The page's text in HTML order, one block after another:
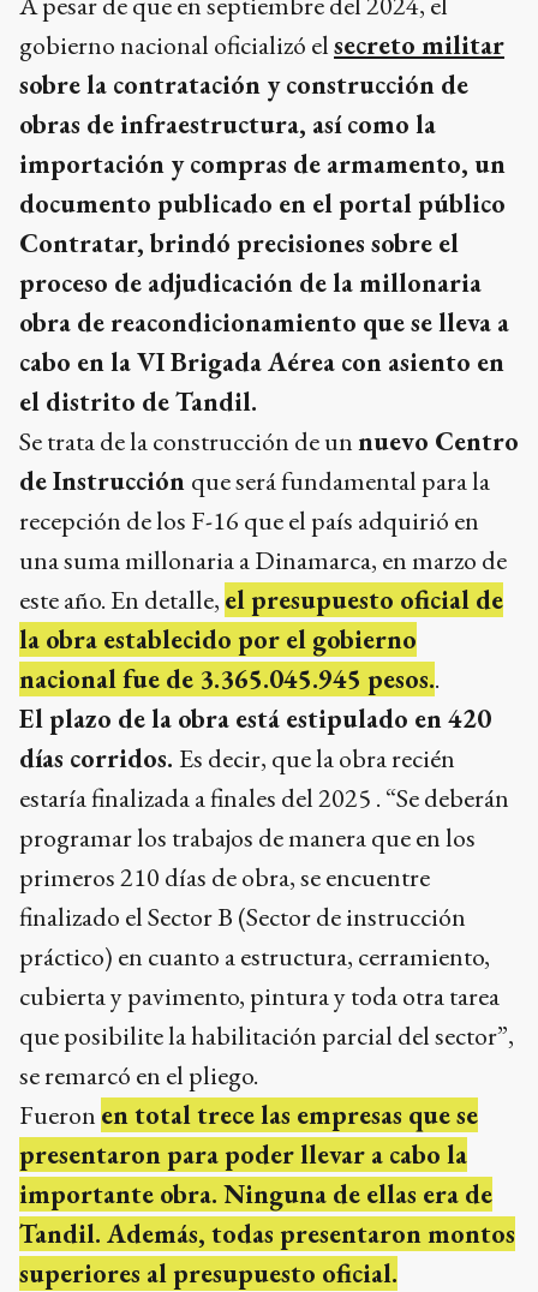
gobierno nacional oficializó elsecreto militar
sobre la contratación y construcción de
obras de infraestructura, así como la
importación y compras de armamento, un
documento publicado en el portal público
Contratar, brindó precisiones sobre el
proceso de adjudicación de la millonaria
obra de reacondicionamiento que se lleva a
cabo en la VI Brigada Aérea con asiento en
el distrito de Tandil.
Se trata de la construcción de unnuevo Centro
de Instrucción que será fundamental para la
recepción de los F-16 que el país adquirió en
una suma millonaria a Dinamarca, en marzo de
este año. En detalle, el presupuesto oficial de
la obra establecido por el gobierno
nacional fue de 3.365.045.945 pesos..
El plazo de la obra está estipulado en 420
días corridos. Es decir, que la obra recién
estaría finalizada a finales del 2025 . “Se deberán
programar los trabajos de manera que en los
primeros 210 días de obra, se encuentre
finalizado el Sector B (Sector de instrucción
práctico) en cuanto a estructura, cerramiento,
cubierta y pavimento, pintura y toda otra tarea
que posibilite la habilitación parcial del sector”,
se remarcó en el pliego.
Fueron en total trece las empresas que se
presentaron para poder llevar a cabo la
importante obra. Ninguna de ellas era de
Tandil. Además, todas presentaron montos
superiores al presupuesto oficial.